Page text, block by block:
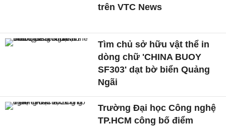
trên VTC News
Tìm chủ sở hữu vật thể in
dòng chữ 'CHINA BUOY
SF303' dạt bờ biển Quảng
Ngãi
Trường Đại học Công nghệ
TP.HCM công bố điểm